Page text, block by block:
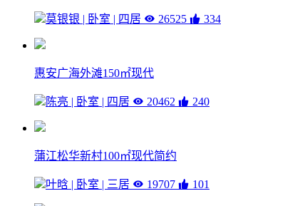
莫银银 | 卧室 | 四居 26525 334
惠安广海外滩150㎡现代
陈亮 | 卧室 | 四居 20462 240
蒲江松华新村100㎡现代简约
叶晗 | 卧室 | 三居 19707 101